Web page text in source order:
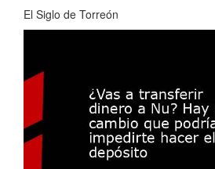
El Siglo de Torreón